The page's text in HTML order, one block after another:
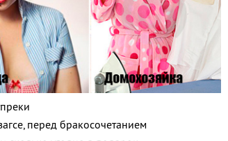
перед бракосочетанием